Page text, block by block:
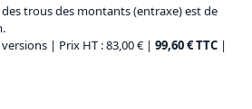
trous des montants (entraxe) est de
| Prix HT : 83,00 € | 99,60 € TTC |